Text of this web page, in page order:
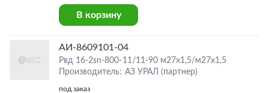
В корзину
АИ-8609101-04
Рвд 16-2sn-800-11/11-90 м27х1,5/м27х1,5
Производитель: АЗ УРАЛ (партнер)
под заказ